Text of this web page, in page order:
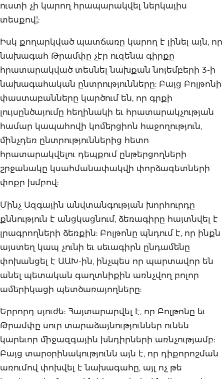
ուստի չի կարող հրապարակվել ներկայիս
տեսքով¦:
Իսկ քողարկված պատճառը կարող է լինել այն, որ
նախագահ Թրամփը չէր ուզենա գիրքը
հրատարակված տեսնել նախքան նոյեմբերի 3-ի
նախագահական ընտրությունները: Բայց Բոլթոնի
փաստաբանները կարծում են, որ գրքի
լույսընծայումը հեղինակի եւ հրատարակչության
համար կապահովի կոմերցիոն հաջողություն,
մինչդեռ ընտրություններից հետո
հրատարակվելու դեպքում ընթերցողների
շրջանակը կսահմանափակվի փորձագետների
փոքր խմբով:
Մինչ Ազգային անվտանգության խորհուրդը
քննություն է անցկացնում, ձեռագիրը հայտնվել է
լրագրողների ձեռքին: Բոլթոնը պնդում է, որ ինքն
այստեղ կապ չունի եւ սեւագիրն ընդամենը
փոխանցել է ԱԱԽ-ին, ինչպես որ պարտավոր են
անել պետական գաղտնիքին առնչվող բոլոր
ամերիկացի պետծառայողները:
Երրորդ սյուժե: Հայտարարվել է, որ Բոլթոնը եւ
Թրամփը սուր տարաձայնություններ ունեն
կարեւոր միջազգային խնդիրների առնչությամբ:
Բայց տարօրինակությունն այն է, որ դիքորոշման
առումով փոխվել է նախագահը, այլ ոչ թե